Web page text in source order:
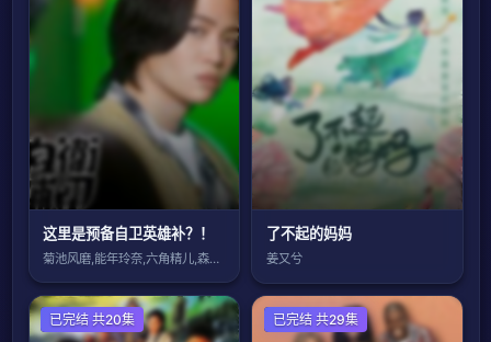
这里是预备自卫英雄补？！
菊池风磨,能年玲奈,六角精儿,森永悠希,
了不起的妈妈
姜又兮
香港剧
已完结 共20集 欧美剧
已完结 共29集